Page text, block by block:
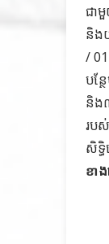
ជា
និង
/
បន្ថ
និង
រប
សិទ្
ខា